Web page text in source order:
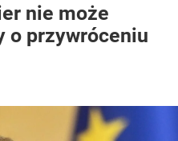
nie może
o przywróceniu